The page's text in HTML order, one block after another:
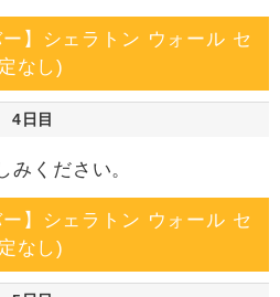
ー】シェラトン ウォール セ
なし)
4日目
みください。
ー】シェラトン ウォール セ
なし)